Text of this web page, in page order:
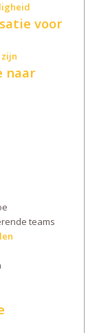
voor
naar
teams